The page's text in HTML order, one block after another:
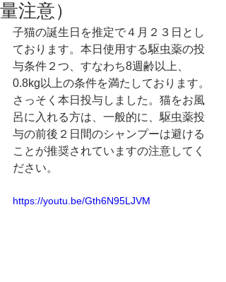
量注意）
子猫の誕生日を推定で４月２３日とし
ております。本日使用する駆虫薬の投
与条件２つ、すなわち8週齢以上、
0.8kg以上の条件を満たしております。
さっそく本日投与しました。猫をお風
呂に入れる方は、一般的に、駆虫薬投
与の前後２日間のシャンプーは避ける
ことが推奨されていますの注意してく
ださい。
https://youtu.be/Gth6N95LJVM